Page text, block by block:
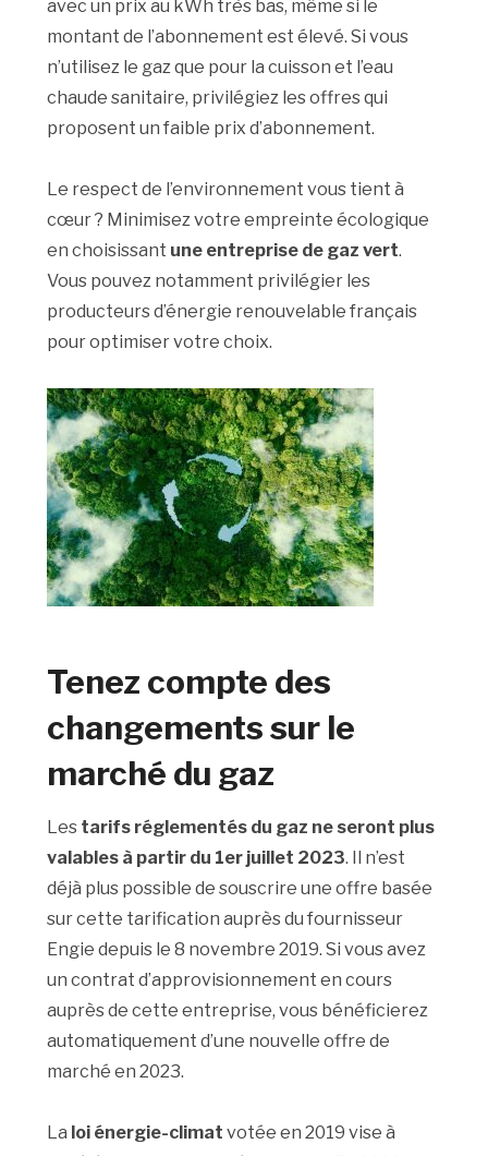
avec un prix au kWh très bas, même si le
montant de l’abonnement est élevé. Si vous
n’utilisez le gaz que pour la cuisson et l’eau
chaude sanitaire, privilégiez les offres qui
proposent un faible prix d’abonnement.
Le respect de l’environnement vous tient à
cœur ? Minimisez votre empreinte écologique
en choisissant une entreprise de gaz vert.
Vous pouvez notamment privilégier les
producteurs d’énergie renouvelable français
pour optimiser votre choix.
Tenez compte des
changements sur le
marché du gaz
Les tarifs réglementés du gaz ne seront plus
valables à partir du 1er juillet 2023. Il n’est
déjà plus possible de souscrire une offre basée
sur cette tarification auprès du fournisseur
Engie depuis le 8 novembre 2019. Si vous avez
un contrat d’approvisionnement en cours
auprès de cette entreprise, vous bénéficierez
automatiquement d’une nouvelle offre de
marché en 2023.
La loi énergie-climat votée en 2019 vise à